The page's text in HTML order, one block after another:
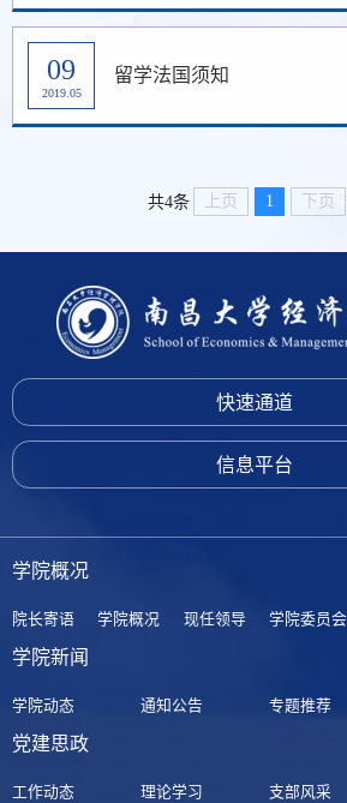
09
2019.05
留学法国须知
共4条 上页 1 下页
快速通道
信息平台
学院概况
院长寄语 学院概况 现任领导 学院委员会
学院新闻
学院动态 通知公告 专题推荐
党建思政
工作动态 理论学习 支部风采